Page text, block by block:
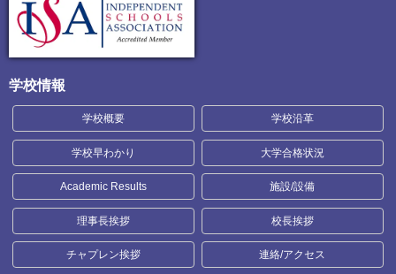
学校情報
学校概要 学校沿革
学校早わかり 大学合格状況
Academic Results 施設/設備
理事長挨拶 校長挨拶
チャプレン挨拶 連絡/アクセス